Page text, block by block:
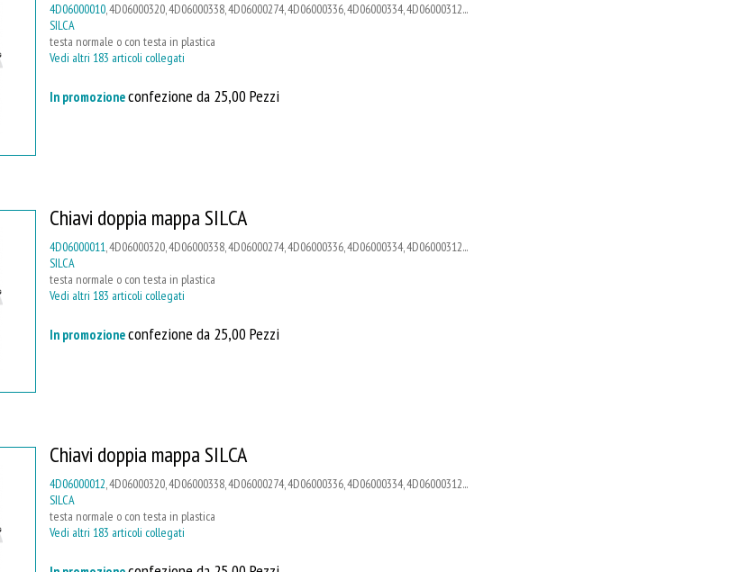
4D06000010, 4D06000320, 4D06000338, 4D06000274, 4D06000336, 4D06000334, 4D06000312...
SILCA
testa normale o con testa in plastica
Vedi altri 183 articoli collegati
In promozioneconfezione da 25,00 Pezzi
Chiavi doppia mappa SILCA
4D06000011 , 4D06000320, 4D06000338, 4D06000274, 4D06000336, 4D06000334, 4D06000312...
SILCA
testa normale o con testa in plastica
Vedi altri 183 articoli collegati
In promozioneconfezione da 25,00 Pezzi
Chiavi doppia mappa SILCA
4D06000012, 4D06000320, 4D06000338, 4D06000274, 4D06000336, 4D06000334, 4D06000312...
SILCA
testa normale o con testa in plastica
Vedi altri 183 articoli collegati